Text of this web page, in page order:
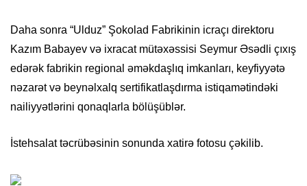
Daha sonra “Ulduz” Şokolad Fabrikinin icraçı direktoru
Kazım Babayev və ixracat mütəxəssisi Seymur Əsədli çıxış
edərək fabrikin regional əməkdaşlıq imkanları, keyfiyyətə
nəzarət və beynəlxalq sertifikatlaşdırma istiqamətindəki
nailiyyətlərini qonaqlarla bölüşüblər.
İstehsalat təcrübəsinin sonunda xatirə fotosu çəkilib.